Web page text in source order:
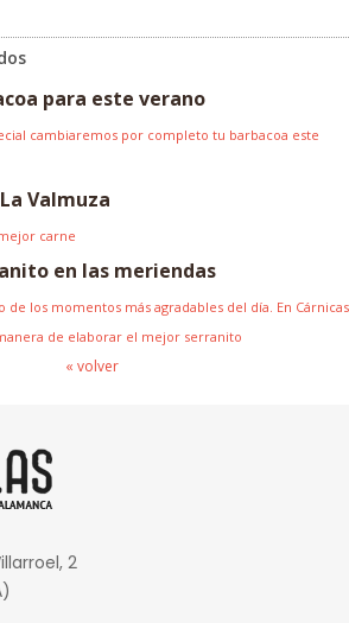
para este verano
cambiaremos por completo tu barbacoa este
Valmuza
carne
en las meriendas
de los momentos más agradables del día. En Cárnicas
de elaborar el mejor serranito
« volver
2